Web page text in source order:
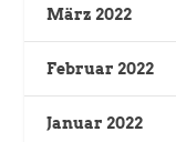
März 2022
Februar 2022
Januar 2022